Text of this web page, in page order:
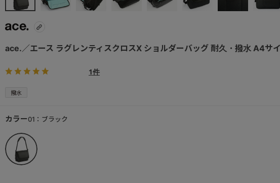
ace.／エース ラグレンティスクロスX ショルダーバッグ 耐久・撥水 A4サ
1件
撥水
カラー01：ブラック